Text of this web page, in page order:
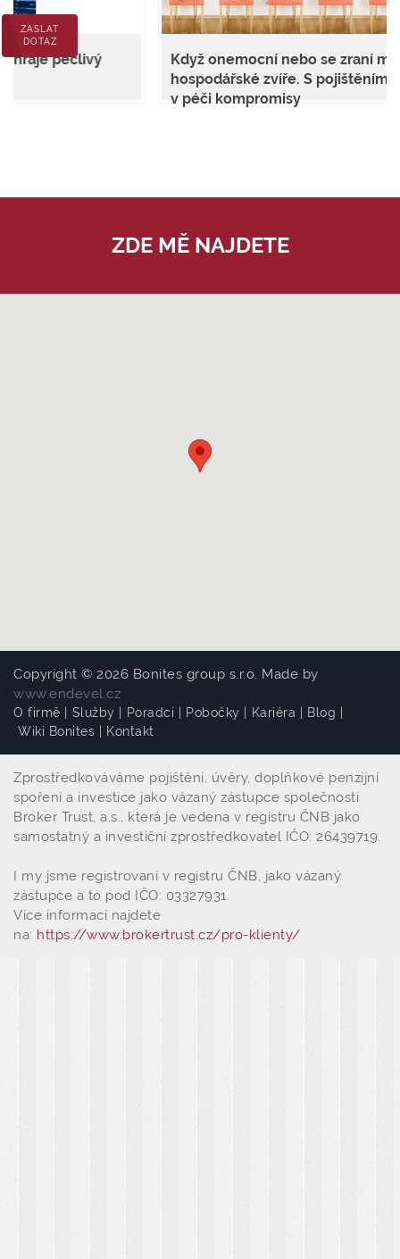
Když onemocní nebo se zraní mazlíček či
hospodářské zvíře. S pojištěním nemusíte dělat
ZDE MĚ NAJDETE
Copyright © 2026 Bonites group s.r.o. Made by
www.endevel.cz
O firmě Služby Poradci Pobočky Kariéra Blog
Wiki Bonites
Kontakt
Zprostředkováváme pojištění, úvěry, doplňkové penzijní
spoření a investice jako vázaný zástupce společnosti
Broker Trust, a.s., která je vedena v registru ČNB jako
samostatný a investiční zprostředkovatel IČO: 26439719.
I my jsme registrovaní v registru ČNB, jako vázaný
zástupce a to pod IČO: 03327931.
Více informací najdete
na: https://www.brokertrust.cz/pro-klienty/
ZASLAT
DOTAZ